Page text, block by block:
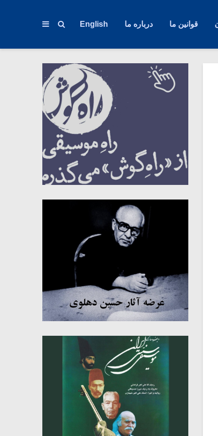
قوانین ما درباره ما English
میکلوش روژا